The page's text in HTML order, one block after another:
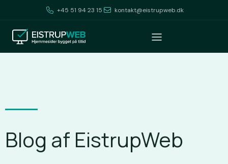
+45 51 94 23 15 kontakt@eistrupweb.dk
Blog af EistrupWeb